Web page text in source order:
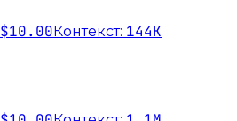
$10.00 Контекст: 144K